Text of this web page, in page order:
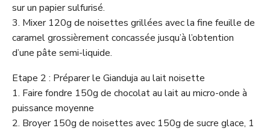
sur un papier sulfurisé.
3. Mixer 120g de noisettes grillées avec la fine feuille de
caramel grossièrement concassée jusqu’à l’obtention
d’une pâte semi-liquide.
Etape 2 : Préparer le Gianduja au lait noisette
1. Faire fondre 150g de chocolat au lait au micro-onde à
puissance moyenne
2. Broyer 150g de noisettes avec 150g de sucre glace, 1